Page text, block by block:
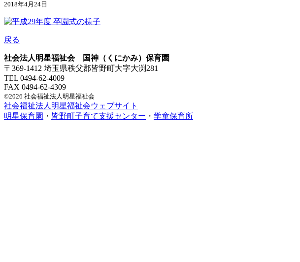
2018年4月24日
戻る
社会法人明星福祉会 国神（くにかみ）保育園
〒369-1412 埼玉県秩父郡皆野町大字大渕281
TEL 0494-62-4009
FAX 0494-62-4309
©2026 社会福祉法人明星福祉会
社会福祉法人明星福祉会ウェブサイト
明星保育園 ・ 皆野町子育て支援センター ・ 学童保育所